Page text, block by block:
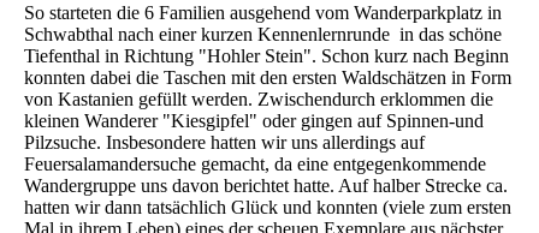
So starteten die 6 Familien ausgehend vom Wanderparkplatz in
Schwabthal nach einer kurzen Kennenlernrunde in das schöne
Tiefenthal in Richtung "Hohler Stein". Schon kurz nach Beginn
konnten dabei die Taschen mit den ersten Waldschätzen in Form
von Kastanien gefüllt werden. Zwischendurch erklommen die
kleinen Wanderer "Kiesgipfel" oder gingen auf Spinnen-und
Pilzsuche. Insbesondere hatten wir uns allerdings auf
Feuersalamandersuche gemacht, da eine entgegenkommende
Wandergruppe uns davon berichtet hatte. Auf halber Strecke ca.
hatten wir dann tatsächlich Glück und konnten (viele zum ersten
Mal in ihrem Leben) eines der scheuen Exemplare aus nächster